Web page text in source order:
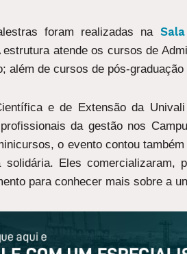
foram realizadas na
atende os cursos de
além de cursos de pós-
e de Extensão da
da gestão nos
o evento contou
solidária. Eles
para conhecer mais sobre a